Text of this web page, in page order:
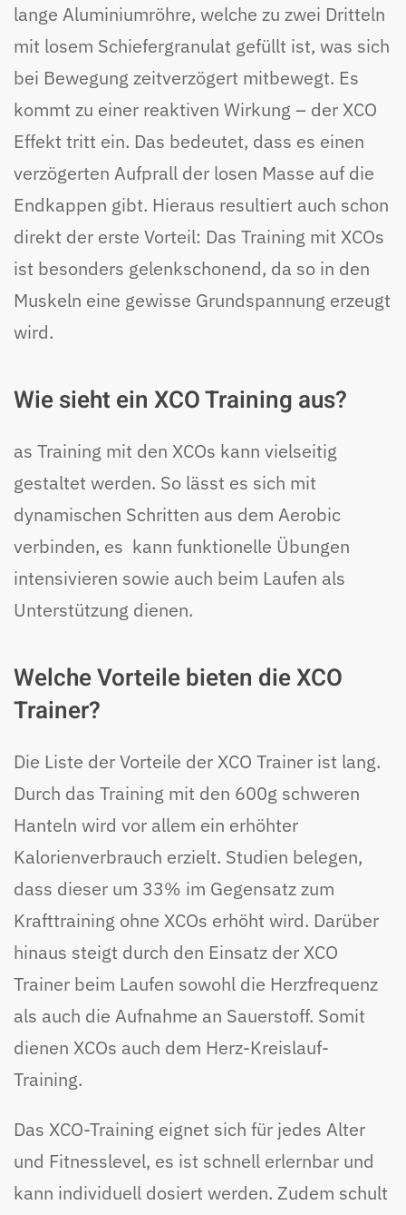
lange Aluminiumröhre, welche zu zwei Dritteln
mit losem Schiefergranulat gefüllt ist, was sich
bei Bewegung zeitverzögert mitbewegt. Es
kommt zu einer reaktiven Wirkung – der XCO
Effekt tritt ein. Das bedeutet, dass es einen
verzögerten Aufprall der losen Masse auf die
Endkappen gibt. Hieraus resultiert auch schon
direkt der erste Vorteil: Das Training mit XCOs
ist besonders gelenkschonend, da so in den
Muskeln eine gewisse Grundspannung erzeugt
wird.
Wie sieht ein XCO Training aus?
as Training mit den XCOs kann vielseitig
gestaltet werden. So lässt es sich mit
dynamischen Schritten aus dem Aerobic
verbinden, es kann funktionelle Übungen
intensivieren sowie auch beim Laufen als
Unterstützung dienen.
Welche Vorteile bieten die XCO
Trainer?
Die Liste der Vorteile der XCO Trainer ist lang.
Durch das Training mit den 600g schweren
Hanteln wird vor allem ein erhöhter
Kalorienverbrauch erzielt. Studien belegen,
dass dieser um 33% im Gegensatz zum
Krafttraining ohne XCOs erhöht wird. Darüber
hinaus steigt durch den Einsatz der XCO
Trainer beim Laufen sowohl die Herzfrequenz
als auch die Aufnahme an Sauerstoff. Somit
dienen XCOs auch dem Herz-Kreislauf-
Training.
Das XCO-Training eignet sich für jedes Alter
und Fitnesslevel, es ist schnell erlernbar und
kann individuell dosiert werden. Zudem schult